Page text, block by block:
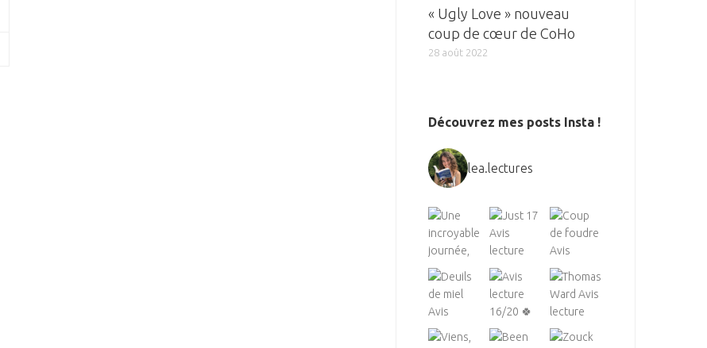
« Ugly Love » nouveau
coup de cœur de CoHo
28 août 2022
Découvrez mes posts Insta !
lea.lectures